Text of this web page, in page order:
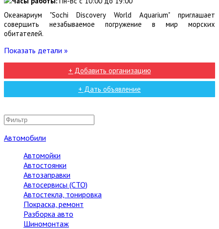
Океанариум "Sochi Discovery World Aquarium" приглашает
совершить незабываемое погружение в мир морских
обитателей.
Показать детали »
+ Добавить организацию
+ Дать объявление
Автомобили
Автомойки
Автостоянки
Автозаправки
Автосервисы (СТО)
Автостекла, тонировка
Покраска, ремонт
Разборка авто
Шиномонтаж